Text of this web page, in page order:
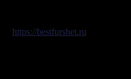
https://bestfurshet.ru